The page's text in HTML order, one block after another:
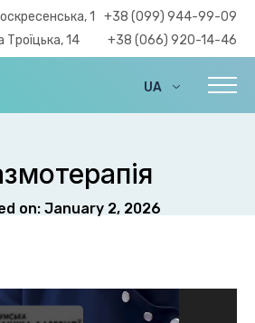
1
+38 (099) 944-99-09
14
+38 (066) 920-14-46
UA
on: January 2, 2026